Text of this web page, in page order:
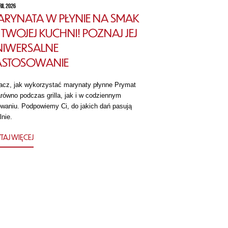
2026
W PŁYNIE NA SMAK
KUCHNI! POZNAJ JEJ
jak wykorzystać marynaty płynne Prymat
podczas grilla, jak i w codziennym
Podpowiemy Ci, do jakich dań pasują
WIĘCEJ